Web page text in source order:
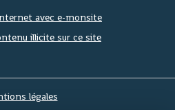
avec e-monsite
illicite sur ce site
légales